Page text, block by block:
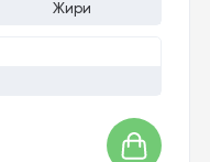
Жири